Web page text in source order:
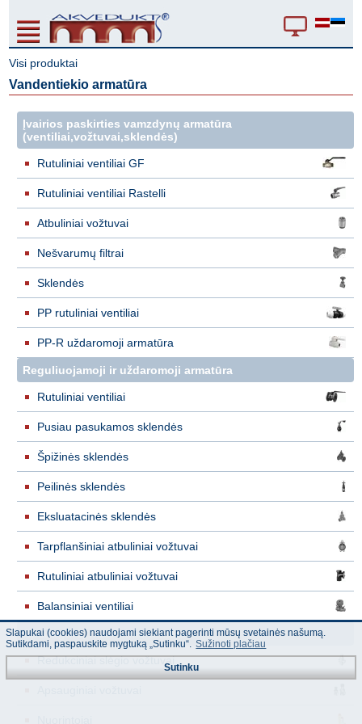
Visi produktai
Vandentiekio armatūra
Įvairios paskirties vamzdynų armatūra
(ventiliai,vožtuvai,sklendės)
Rutuliniai ventiliai GF
Rutuliniai ventiliai Rastelli
Atbuliniai vožtuvai
Nešvarumų filtrai
Sklendės
PP rutuliniai ventiliai
PP-R uždaromoji armatūra
Reguliuojamoji ir uždaromoji armatūra
Rutuliniai ventiliai
Pusiau pasukamos sklendės
Špižinės sklendės
Peilinės sklendės
Eksluatacinės sklendės
Tarpflanšiniai atbuliniai vožtuvai
Rutuliniai atbuliniai vožtuvai
Balansiniai ventiliai
Apsauginė, nuorinimo armatūra
Redukciniai slėgio vožtuvai
Slapukai (cookies) naudojami siekiant pagerinti mūsų svetainės našumą.
Sutikdami, paspauskite mygtuką „Sutinku“. Sužinoti plačiau
Sutinku